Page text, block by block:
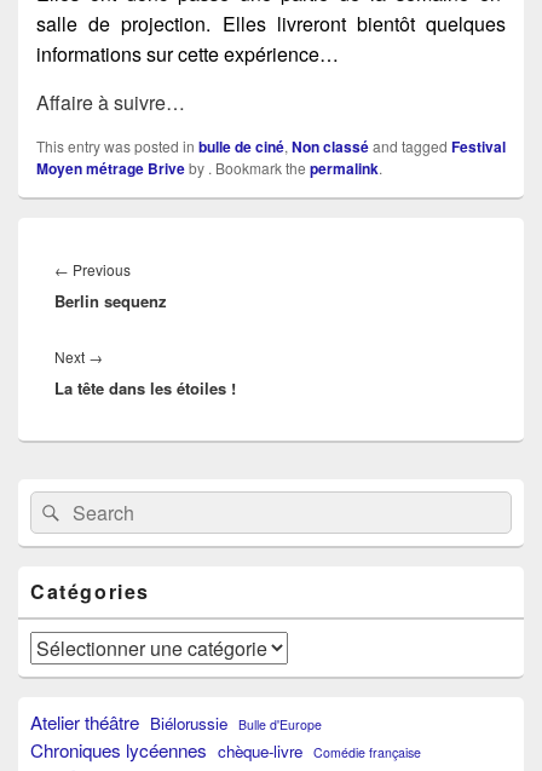
salle de projection. Elles livreront bientôt quelques
informations sur cette expérience…
Affaire à suivre…
This entry was posted in bulle de ciné, Non classéand tagged Festival
Moyen métrage Briveby . Bookmark the permalink.
de
l’article
← PreviousPrevious
post:
Berlin sequenz
Next →
post:
La tête dans les étoiles !
Primary
Sidebar
Widget
Area
Search
for:
Search
Catégories
Catégories
Atelier théâtre Biélorussie Bulle d'Europe
Chroniques lycéennes chèque-livre Comédie française